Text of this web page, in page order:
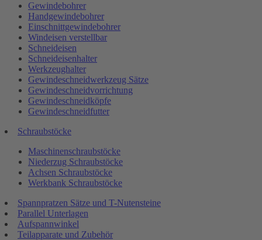
Gewindebohrer
Handgewindebohrer
Einschnittgewindebohrer
Windeisen verstellbar
Schneideisen
Schneideisenhalter
Werkzeughalter
Gewindeschneidwerkzeug Sätze
Gewindeschneidvorrichtung
Gewindeschneidköpfe
Gewindeschneidfutter
Schraubstöcke
Maschinenschraubstöcke
Niederzug Schraubstöcke
Achsen Schraubstöcke
Werkbank Schraubstöcke
Spannpratzen Sätze und T-Nutensteine
Parallel Unterlagen
Aufspannwinkel
Teilapparate und Zubehör